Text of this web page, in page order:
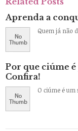
Aprenda a
Quem já não
Por que ciúme
Confira!
O ciúme é